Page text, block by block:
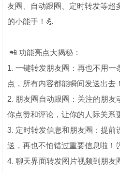
友圈、自动跟圈、定时转发等超
的小能手！💪
📲 功能亮点大揭秘：
1. 一键转发朋友圈：再也不用一
点，所有内容都能瞬间发送出去
2. 朋友圈自动跟圈：关注的朋
你点赞和评论，让你的人际关系
3. 定时转发信息和朋友圈：提前
送，再也不怕错过重要信息啦！
4. 聊天界面转发图片视频到朋友